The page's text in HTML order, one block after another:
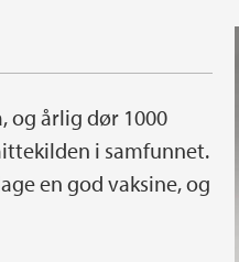
og årlig dør 1000
i samfunnet.
en god vaksine, og